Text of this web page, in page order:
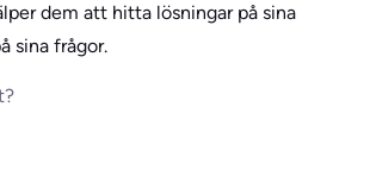
dem att hitta lösningar på sina
sina frågor.